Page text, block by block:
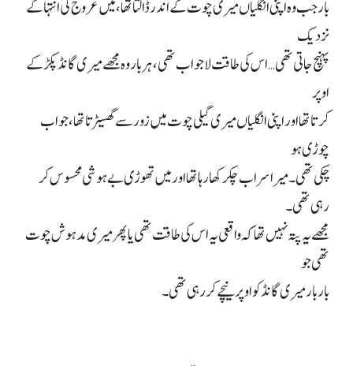
بار جب وہ اپنی انگلیاں میری چوت کے اندر ڈالتا تھا، میں عروج کی انتہا کے
نزدیک
پہنچ جاتی تھی… اس کی طاقت لاجواب تھی، ہر بار وہ مجھے میری گانڈ پکڑ کے
اوپر
کرتا تھا اور اپنی انگلیاں میری گیلی چوت میں زور سے گھسیڑتا تھا، جو اب
چوڑی ہو
چکی تھی۔ میرا سر اب چکر کھا رہا تھا اور میں تھوڑی بے ہوشی محسوس کر
رہی تھی۔
مجھے یہ پتہ نہیں تھا کہ واقعی یہ اس کی طاقت تھی یا پھر میری مدہوش چوت
تھی جو
بار بار میری گانڈ کو اوپر نیچے کر رہی تھی۔